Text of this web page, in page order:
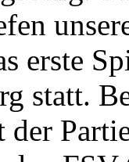
erste
statt.